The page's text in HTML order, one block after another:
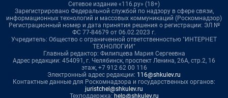
Сетевое издание «116.ру» (18+)
Зарегистрировано Федеральной службой по надзору в сфере связи,
информационных технологий и массовых коммуникаций (Роскомнадзор)
Регистрационный номер и дата принятия решения о регистрации: ЭЛ №
ФС 77-84679 от 06.02.2023 г.
Учредитель: Общество с ограниченной ответственностью "ИНТЕРНЕТ
ТЕХНОЛОГИИ"
Главный редактор: Филипцева Мария Сергеевна
Адрес редакции: 454091, г. Челябинск, проспект Ленина, 26А, стр.2, 16
этаж, +7 912 62 00 116
Электронный адрес редакции: 116@shkulev.ru
Контактные данные для Роскомнадзора и государственных органов:
juristchel@shkulev.ru
Техподдержка: help@shkulev.ru